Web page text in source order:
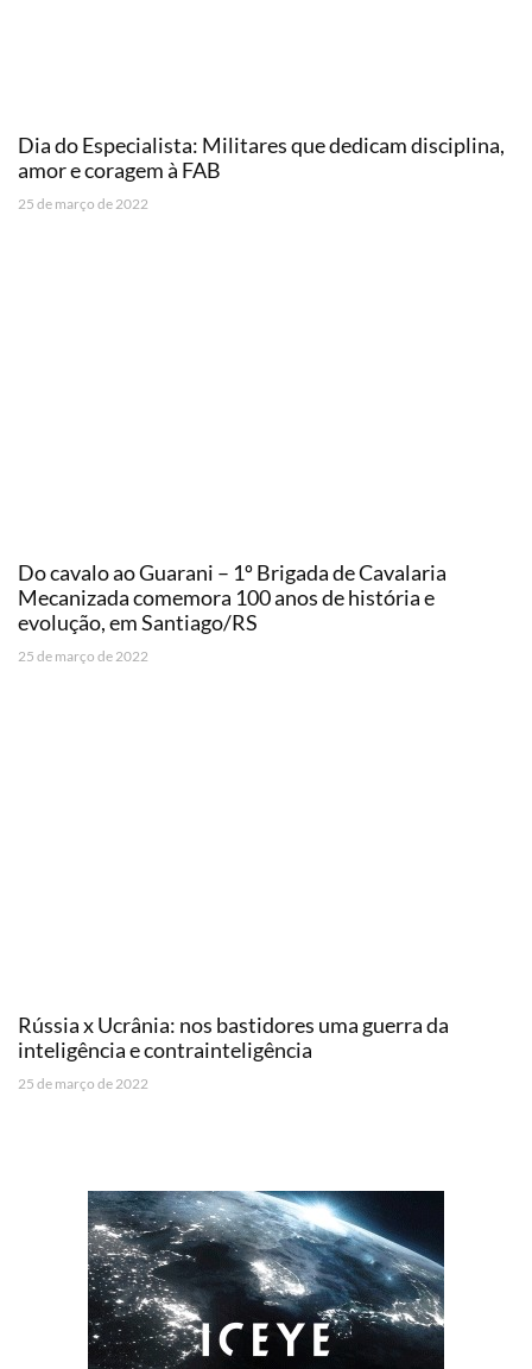
Dia do Especialista: Militares que dedicam disciplina,
amor e coragem à FAB
25 de março de 2022
Do cavalo ao Guarani – 1º Brigada de Cavalaria
Mecanizada comemora 100 anos de história e
evolução, em Santiago/RS
25 de março de 2022
Rússia x Ucrânia: nos bastidores uma guerra da
inteligência e contrainteligência
25 de março de 2022